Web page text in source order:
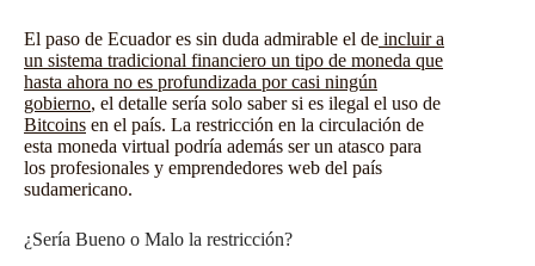
El paso de Ecuador es sin duda admirable el de incluir a
un sistema tradicional financiero un tipo de moneda que
hasta ahora no es profundizada por casi ningún
gobierno, el detalle sería solo saber si es ilegal el uso de
Bitcoins en el país. La restricción en la circulación de
esta moneda virtual podría además ser un atasco para
los profesionales y emprendedores web del país
sudamericano.
¿Sería Bueno o Malo la restricción?